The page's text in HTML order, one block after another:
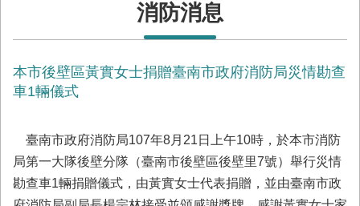
介
訊
息
便
民
服
消防消息
本市後壁區黃實女士捐贈臺南市政府消防局災情勘查
車1輛儀式
臺南市政府消防局107年8月21日上午10時，於本市消防
局第一大隊後壁分隊（臺南市後壁區後壁里7號）舉行災情
勘查車1輛捐贈儀式，由黃實女士代表捐贈，並由臺南市政